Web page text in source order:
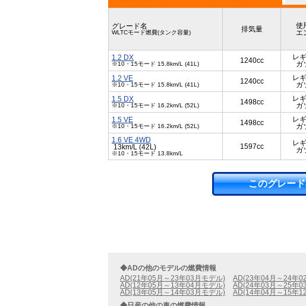
グレード名
WLTCモード燃費(タンク容量) 排気量
使
エ
1.2 DX
※10・15モード 15.8km/L (41L) 1240cc
レ
ガ
1.2 VE
※10・15モード 15.8km/L (41L) 1240cc
レ
ガ
1.5 DX
※10・15モード 16.2km/L (52L) 1498cc
レ
ガ
1.5 VE
※10・15モード 16.2km/L (52L) 1498cc
レ
ガ
1.6 VE 4WD
13km/L (42L)
※10・15モード 13.8km/L
1597cc
レ
ガ
このグレー
◆ADの他のモデルの燃費情報
AD(21年05月～23年03月モデル)
AD(23年04月～24年
AD(12年05月～13年04月モデル)
AD(24年03月～25年
AD(13年05月～14年03月モデル)
AD(14年04月～15年